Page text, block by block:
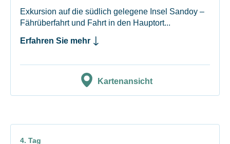
Exkursion auf die südlich gelegene Insel Sandoy –
Fährüberfahrt und Fahrt in den Hauptort...
Erfahren Sie mehr
Kartenansicht
4. Tag